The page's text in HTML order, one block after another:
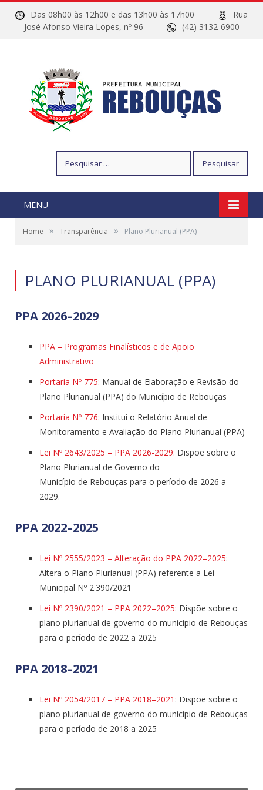
Das 08h00 às 12h00 e das 13h00 às 17h00
Rua
José Afonso Vieira Lopes, nº 96
(42) 3132-6900
por:
MENU
Home » Transparência » Plano Plurianual (PPA)
PLANO PLURIANUAL (PPA)
PPA 2026–2029
PPA – Programas Finalísticos e de Apoio
Administrativo
Portaria Nº 775: Manual de Elaboração e Revisão do
Plano Plurianual (PPA) do Município de Rebouças
Portaria Nº 776: Institui o Relatório Anual de
Monitoramento e Avaliação do Plano Plurianual (PPA)
Lei Nº 2643/2025 – PPA 2026-2029: Dispõe sobre o
Plano Plurianual de Governo do
Município de Rebouças para o período de 2026 a
2029.
PPA 2022–2025
Lei Nº 2555/2023 – Alteração do PPA 2022–2025:
Altera o Plano Plurianual (PPA) referente a Lei
Municipal Nº 2.390/2021
Lei Nº 2390/2021 – PPA 2022–2025: Dispõe sobre o
plano plurianual de governo do município de Rebouças
para o período de 2022 a 2025
PPA 2018–2021
Lei Nº 2054/2017 – PPA 2018–2021 : Dispõe sobre o
plano plurianual de governo do município de Rebouças
para o período de 2018 a 2025